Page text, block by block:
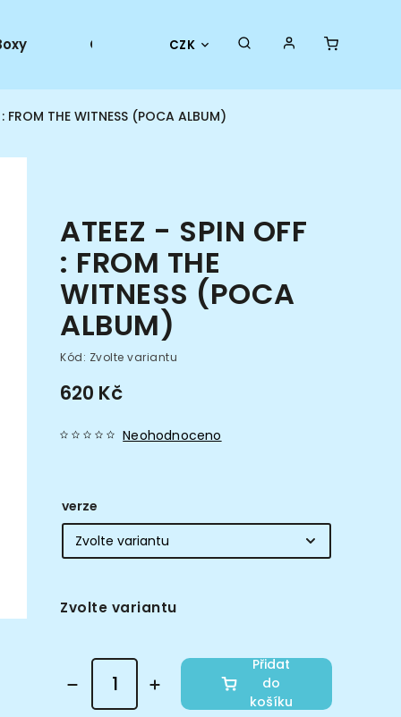
CZK
Collector goods Oficiální merch
FROM THE WITNESS (POCA ALBUM)
ATEEZ - SPIN OFF
: FROM THE
WITNESS (POCA
ALBUM)
Kód: Zvolte variantu
620 Kč
Neohodnoceno
verze
Zvolte variantu
Přidat
do
košíku